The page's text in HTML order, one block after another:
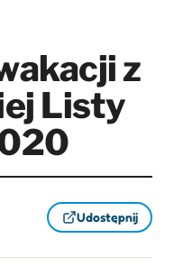
z
Listy
Udostępnij